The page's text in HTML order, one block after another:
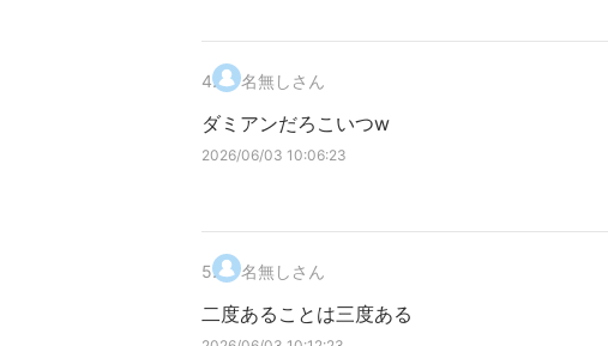
4. 名無しさん
ダミアンだろこいつw
2026/06/03 10:06:23
5. 名無しさん
二度あることは三度ある